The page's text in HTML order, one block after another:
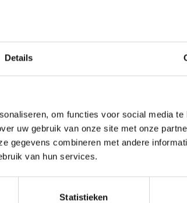
Details
om functies voor social media te
uw gebruik van onze site met onze
gegevens combineren met andere
van hun services.
Statistieken
in de telefooncentrales, moesten deze
en doorgevoerd op beide
van de leverancier.